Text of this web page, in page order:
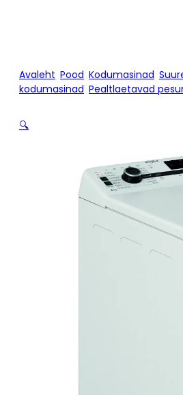
Avaleht Pood Kodumasinad
kodumasinad Pealtlaetavad
🔍